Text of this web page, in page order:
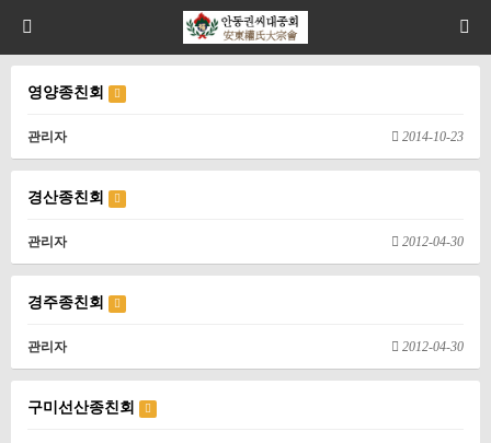
영양종친회
관리자 2014-10-23
경산종친회
관리자 2012-04-30
경주종친회
관리자 2012-04-30
구미선산종친회